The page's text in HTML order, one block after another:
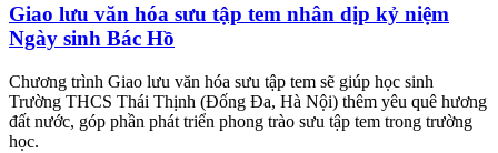
Giao lưu văn hóa sưu tập tem nhân dịp kỷ niệm
Ngày sinh Bác Hồ
Chương trình Giao lưu văn hóa sưu tập tem sẽ giúp học sinh
Trường THCS Thái Thịnh (Đống Đa, Hà Nội) thêm yêu quê hương
đất nước, góp phần phát triển phong trào sưu tập tem trong trường
học.